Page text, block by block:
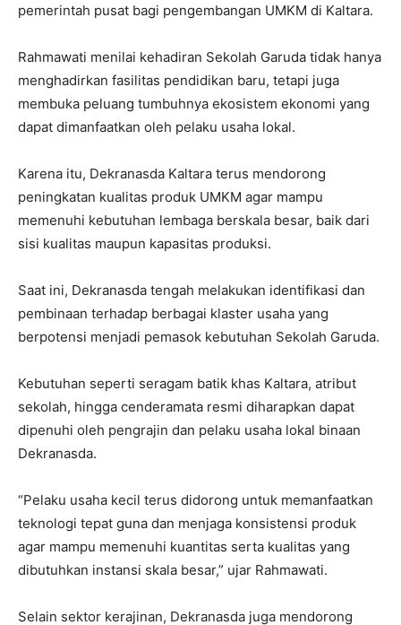
pemerintah pusat bagi pengembangan UMKM di Kaltara.
Rahmawati menilai kehadiran Sekolah Garuda tidak hanya
menghadirkan fasilitas pendidikan baru, tetapi juga
membuka peluang tumbuhnya ekosistem ekonomi yang
dapat dimanfaatkan oleh pelaku usaha lokal.
Karena itu, Dekranasda Kaltara terus mendorong
peningkatan kualitas produk UMKM agar mampu
memenuhi kebutuhan lembaga berskala besar, baik dari
sisi kualitas maupun kapasitas produksi.
Saat ini, Dekranasda tengah melakukan identifikasi dan
pembinaan terhadap berbagai klaster usaha yang
berpotensi menjadi pemasok kebutuhan Sekolah Garuda.
Kebutuhan seperti seragam batik khas Kaltara, atribut
sekolah, hingga cenderamata resmi diharapkan dapat
dipenuhi oleh pengrajin dan pelaku usaha lokal binaan
Dekranasda.
“Pelaku usaha kecil terus didorong untuk memanfaatkan
teknologi tepat guna dan menjaga konsistensi produk
agar mampu memenuhi kuantitas serta kualitas yang
dibutuhkan instansi skala besar,” ujar Rahmawati.
Selain sektor kerajinan, Dekranasda juga mendorong